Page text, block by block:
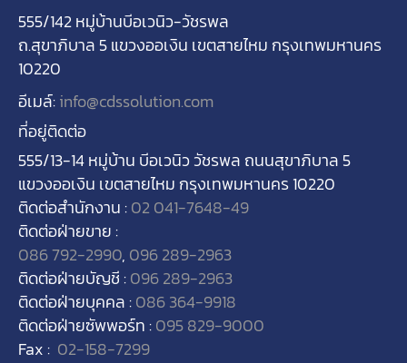
555/142 หมู่บ้านบีอเวนิว-วัชรพล
ถ.สุขาภิบาล 5 แขวงออเงิน เขตสายไหม กรุงเทพมหานคร
10220
อีเมล์:info@cdssolution.com
ที่อยู่ติดต่อ
555/13-14หมู่บ้าน บีอเวนิว วัชรพล ถนนสุขาภิบาล 5
แขวงออเงิน เขตสายไหม กรุงเทพมหานคร10220
ติดต่อสำนักงาน :02 041-7648-49
ติดต่อฝ่ายขาย :
086 792-2990, 096 289-2963
ติดต่อฝ่ายบัญชี :096 289-2963
ติดต่อฝ่ายบุคคล :086 364-9918
ติดต่อฝ่ายซัพพอร์ท :095 829-9000
Fax : 02-158-7299